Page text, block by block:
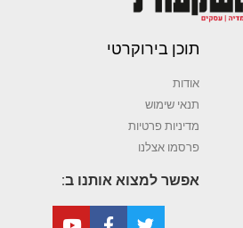
תוכן בירוקרטי
אודות
תנאי שימוש
מדיניות פרטיות
פרסמו אצלנו
אפשר למצוא אותנו ב: